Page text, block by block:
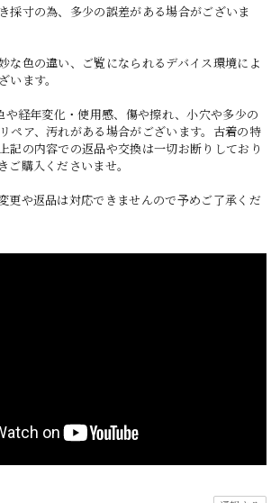
採寸の為、多少の誤差がある場合がございま
な色の違い、ご覧になられるデバイス環境によ
います。
経年変化・使用感、傷や擦れ、小穴や多少の
ペア、汚れがある場合がございます。古着の特
記の内容での返品や交換は一切お断りしており
ご購入くださいませ。
更や返品は対応できませんので予めご了承くだ